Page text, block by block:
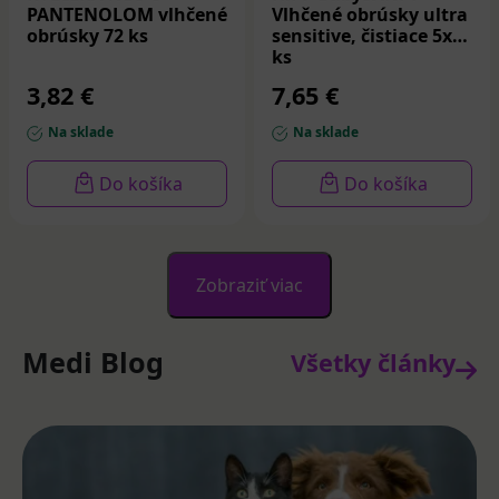
PANTENOLOM vlhčené
obrúsky 72 ks
3,82 €
Na sklade
Do košíka
Vlhčené obrúsky ultra
sensitive, čistiace 5x48
ks
7,65 €
Na sklade
Do košíka
Zobraziť viac
Medi Blog Všetky články